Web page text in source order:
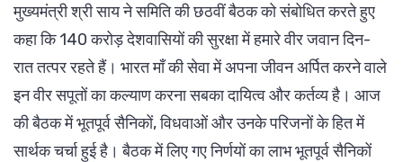
मुख्यमंत्री श्री साय ने समिति की छठवीं बैठक को संबोधित करते हुए
कहा कि 140 करोड़ देशवासियों की सुरक्षा में हमारे वीर जवान दिन-
रात तत्पर रहते हैं। भारत माँ की सेवा में अपना जीवन अर्पित करने वाले
इन वीर सपूतों का कल्याण करना सबका दायित्व और कर्तव्य है। आज
की बैठक में भूतपूर्व सैनिकों, विधवाओं और उनके परिजनों के हित में
सार्थक चर्चा हुई है। बैठक में लिए गए निर्णयों का लाभ भूतपूर्व सैनिकों